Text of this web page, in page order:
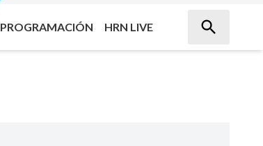
PROGRAMACIÓN HRN LIVE